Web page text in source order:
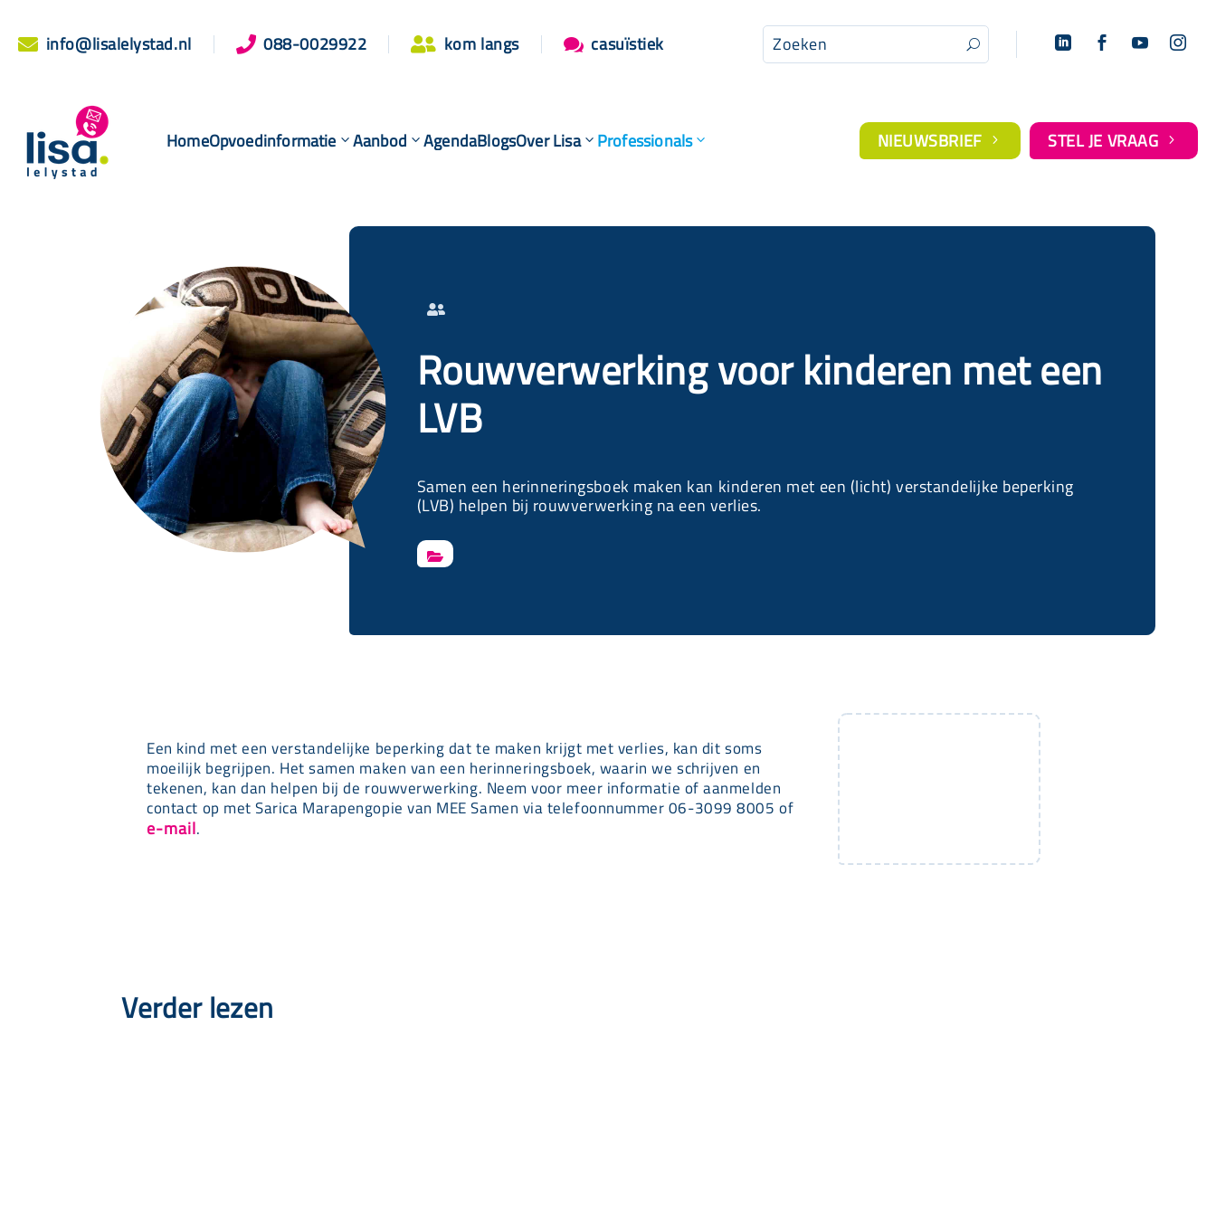
 info@lisalelystad.nl  088-0029922  kom langs  casuïstiek U    
HomeOpvoedinformatie Aanbod AgendaBlogsOver Lisa Professionals NIEUWSBRIEF 5 STEL JE VRAAG 5

Rouwverwerking voor kinderen met een
LVB
Samen een herinneringsboek maken kan kinderen met een (licht) verstandelijke beperking
(LVB) helpen bij rouwverwerking na een verlies.

Een kind met een verstandelijke beperking dat te maken krijgt met verlies, kan dit soms
moeilijk begrijpen. Het samen maken van een herinneringsboek, waarin we schrijven en
tekenen, kan dan helpen bij de rouwverwerking. Neem voor meer informatie of aanmelden
contact op met Sarica Marapengopie van MEE Samen via telefoonnummer 06-3099 8005 of
e-mail.
Verder lezen